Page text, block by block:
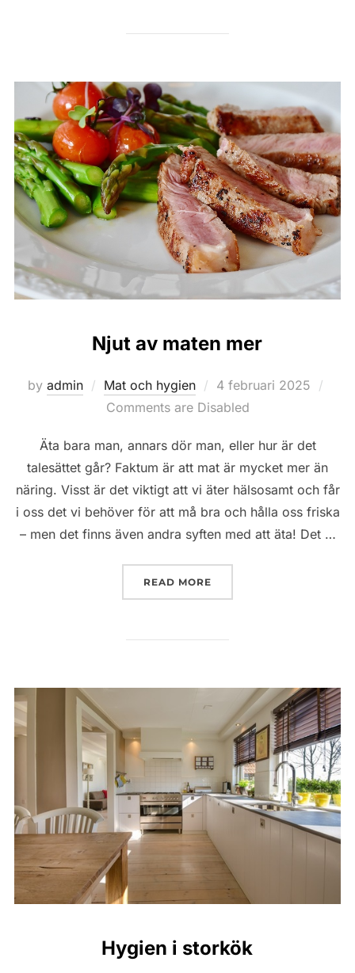
Njut av maten mer
by admin Mat och hygien
Posted
on
4 februari 2025
Comments are Disabled
Äta bara man, annars dör man, eller hur är det
talesättet går? Faktum är att mat är mycket mer än
näring. Visst är det viktigt att vi äter hälsosamt och får
i oss det vi behöver för att må bra och hålla oss friska
– men det finns även andra syften med att äta! Det …
READ MORE
Hygien i storkök